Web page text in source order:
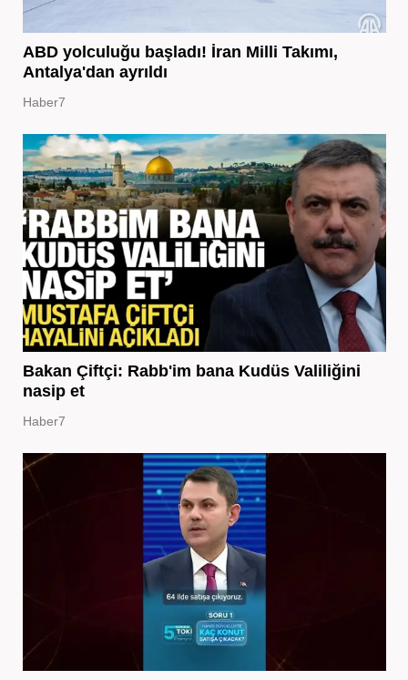
ABD yolculuğu başladı! İran Milli Takımı,
Antalya'dan ayrıldı
Haber7
Bakan Çiftçi: Rabb'im bana Kudüs Valiliğini
nasip et
Haber7